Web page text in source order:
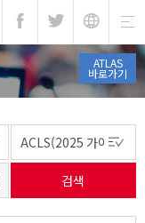
ATLAS
바로가기